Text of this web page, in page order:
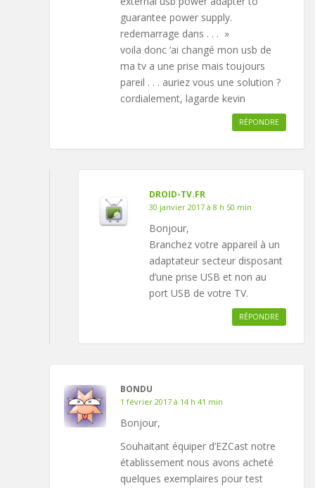
guarantee power supply.
redemarrage dans . . . »
voila donc ‘ai changé mon usb de
ma tv a une prise mais toujours
pareil . . . auriez vous une solution ?
cordialement, lagarde kevin
RÉPONDRE
DROID-TV.FR
30 janvier 2017 à 8 h 50 min
Bonjour,
Branchez votre appareil à un
adaptateur secteur disposant
d’une prise USB et non au
port USB de votre TV.
RÉPONDRE
BONDU
1 février 2017 à 14 h 41 min
Bonjour,
Souhaitant équiper d’EZCast notre
établissement nous avons acheté
quelques exemplaires pour test